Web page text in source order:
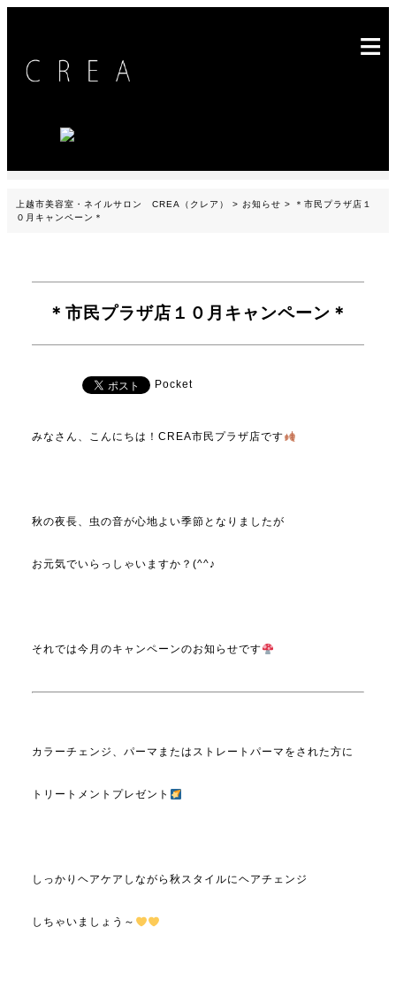
≡
上越市美容室・ネイルサロン CREA（クレア） > お知らせ >
＊市民プラザ店１
０月キャンペーン＊
＊市民プラザ店１０月キャンペーン＊
Pocket
みなさん、こんにちは！CREA市民プラザ店です
秋の夜長、虫の音が心地よい季節となりましたが
お元気でいらっしゃいますか？(^^♪
それでは今月のキャンペーンのお知らせです
カラーチェンジ、パーマまたはストレートパーマをされた方に
トリートメントプレゼント
しっかりヘアケアしながら秋スタイルにヘアチェンジ
しちゃいましょう～